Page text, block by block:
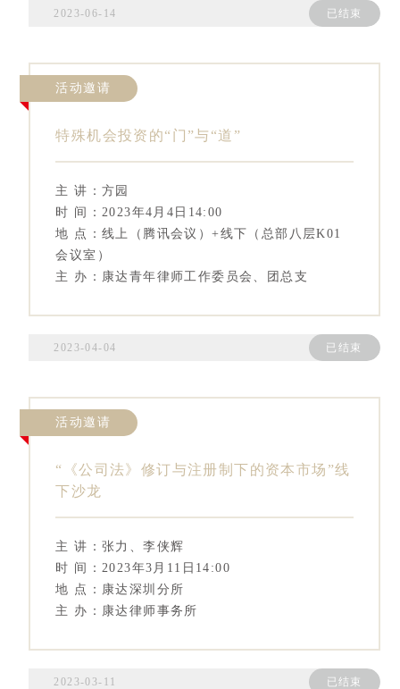
2023-06-14 已结束
特殊机会投资的“门”与“道”
活动邀请
主 讲：方园
时 间：2023年4月4日14:00
地 点：线上（腾讯会议）+线下（总部八层K01
会议室）
主 办：康达青年律师工作委员会、团总支
2023-04-04 已结束
“《公司法》修订与注册制下的资本市场”线
下沙龙
活动邀请
主 讲：张力、李侠辉
时 间：2023年3月11日14:00
地 点：康达深圳分所
主 办：康达律师事务所
2023-03-11 已结束